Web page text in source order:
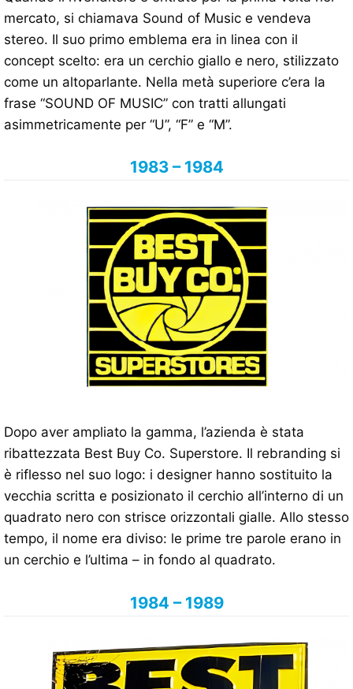
mercato, si chiamava Sound of Music e vendeva
stereo. Il suo primo emblema era in linea con il
concept scelto: era un cerchio giallo e nero, stilizzato
come un altoparlante. Nella metà superiore c’era la
frase “SOUND OF MUSIC” con tratti allungati
asimmetricamente per “U”, “F” e “M”.
1983 – 1984
Dopo aver ampliato la gamma, l’azienda è stata
ribattezzata Best Buy Co. Superstore. Il rebranding si
è riflesso nel suo logo: i designer hanno sostituito la
vecchia scritta e posizionato il cerchio all’interno di un
quadrato nero con strisce orizzontali gialle. Allo stesso
tempo, il nome era diviso: le prime tre parole erano in
un cerchio e l’ultima – in fondo al quadrato.
1984 – 1989